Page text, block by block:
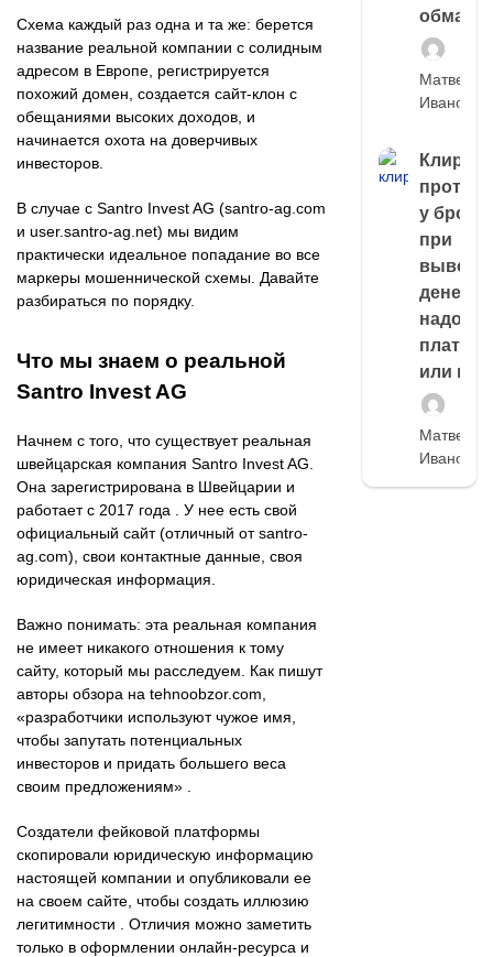
Схема каждый раз одна и та же: берется
название реальной компании с солидным
адресом в Европе, регистрируется
похожий домен, создается сайт-клон с
обещаниями высоких доходов, и
начинается охота на доверчивых
инвесторов.
В случае с Santro Invest AG (santro-ag.com
и user.santro-ag.net) мы видим
практически идеальное попадание во все
маркеры мошеннической схемы. Давайте
разбираться по порядку.
Что мы знаем о реальной
Santro Invest AG
Начнем с того, что существует реальная
швейцарская компания Santro Invest AG.
Она зарегистрирована в Швейцарии и
работает с 2017 года . У нее есть свой
официальный сайт (отличный от santro-
ag.com), свои контактные данные, своя
юридическая информация.
Важно понимать: эта реальная компания
не имеет никакого отношения к тому
сайту, который мы расследуем. Как пишут
авторы обзора на tehnoobzor.com,
«разработчики используют чужое имя,
чтобы запутать потенциальных
инвесторов и придать большего веса
своим предложениям» .
Создатели фейковой платформы
скопировали юридическую информацию
настоящей компании и опубликовали ее
на своем сайте, чтобы создать иллюзию
легитимности . Отличия можно заметить
только в оформлении онлайн-ресурса и
обман?
Матвей
Иванов
Клиринг
у
при
выводе
денег,
надо
платить
или
Матвей
Иванов